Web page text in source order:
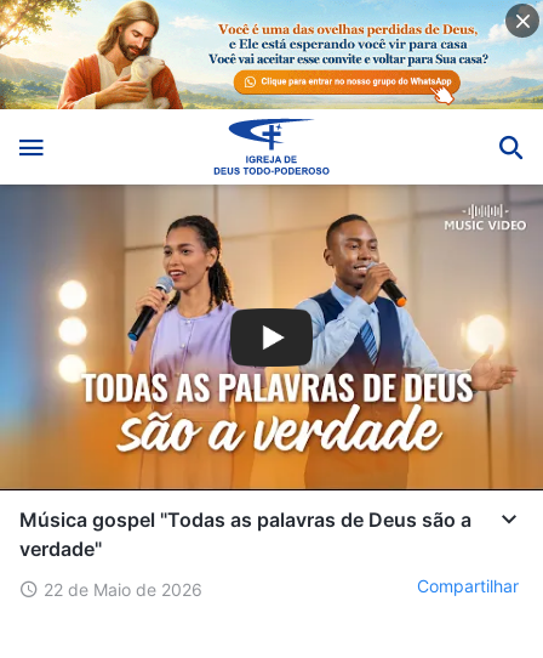
Música gospel "Todas as palavras de Deus são a
verdade"
22 de Maio de 2026 Compartilhar